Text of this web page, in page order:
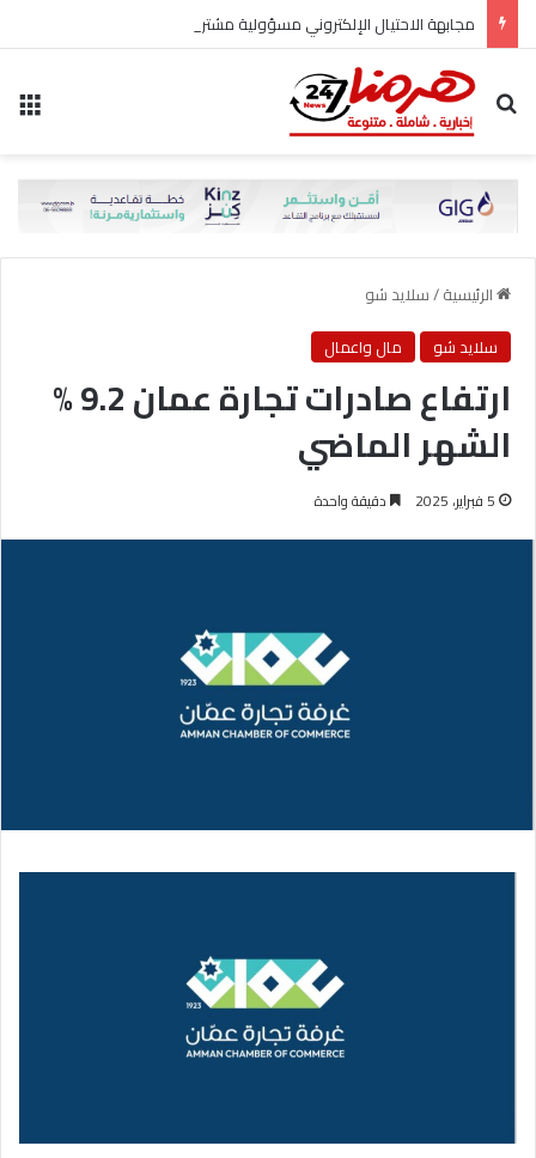
مجابهة الاحتيال الإلكتروني مسؤولية مشتركة
بحث عن
الرئيسية/سلايد شو
سلايد شو
مال واعمال
ارتفاع صادرات تجارة عمان 9.2 %
الشهر الماضي
5 فبراير، 2025 دقيقة واحدة